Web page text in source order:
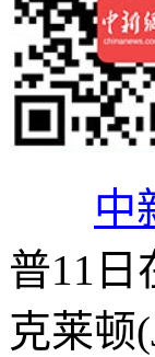
中
普11日
克莱顿